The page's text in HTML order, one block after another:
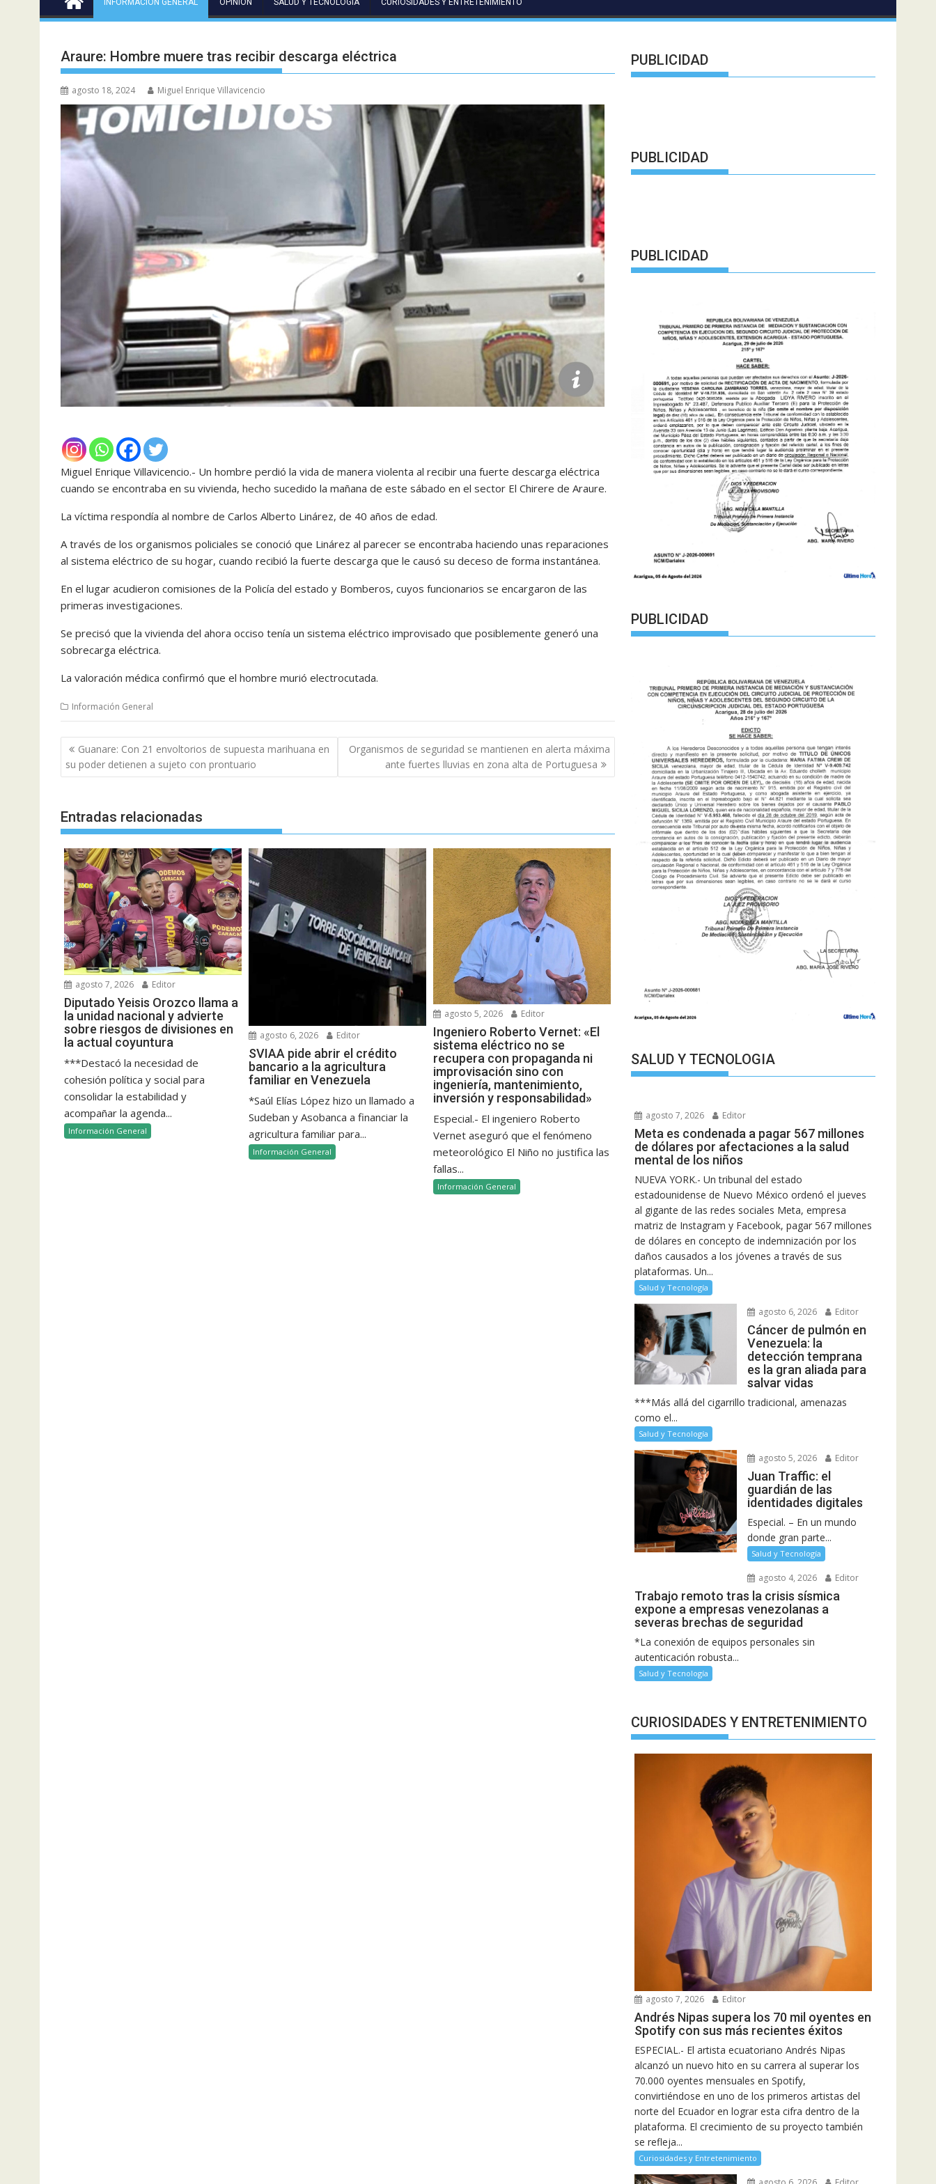
Araure: Hombre muere tras recibir descarga eléctrica
agosto 18, 2024 Miguel Enrique Villavicencio
Miguel Enrique Villavicencio.- Un hombre perdió la vida de manera violenta al recibir una fuerte descarga eléctrica
cuando se encontraba en su vivienda, hecho sucedido la mañana de este sábado en el sector El Chirere de Araure.
La víctima respondía al nombre de Carlos Alberto Linárez, de 40 años de edad.
A través de los organismos policiales se conoció que Linárez al parecer se encontraba haciendo unas reparaciones
al sistema eléctrico de su hogar, cuando recibió la fuerte descarga que le causó su deceso de forma instantánea.
En el lugar acudieron comisiones de la Policía del estado y Bomberos, cuyos funcionarios se encargaron de las
primeras investigaciones.
Se precisó que la vivienda del ahora occiso tenía un sistema eléctrico improvisado que posiblemente generó una
sobrecarga eléctrica.
La valoración médica confirmó que el hombre murió electrocutada.
Información General
Navegación
de
entradas
Guanare: Con 21 envoltorios de supuesta marihuana en
su poder detienen a sujeto con prontuario
Organismos de seguridad se mantienen en alerta máxima
ante fuertes lluvias en zona alta de Portuguesa
Entradas relacionadas
agosto 7, 2026 Editor
Diputado Yeisis Orozco llama a
la unidad nacional y advierte
sobre riesgos de divisiones en
la actual coyuntura
***Destacó la necesidad de
cohesión política y social para
consolidar la estabilidad y
acompañar la agenda...
Información General
agosto 6, 2026 Editor
SVIAA pide abrir el crédito
bancario a la agricultura
familiar en Venezuela
*Saúl Elías López hizo un llamado a
Sudeban y Asobanca a financiar la
agricultura familiar para...
Información General
agosto 5, 2026 Editor
Ingeniero Roberto Vernet: «El
sistema eléctrico no se
recupera con propaganda ni
improvisación sino con
ingeniería, mantenimiento,
inversión y responsabilidad»
Especial.- El ingeniero Roberto
Vernet aseguró que el fenómeno
meteorológico El Niño no justifica las
fallas...
Información General
PUBLICIDAD
PUBLICIDAD
PUBLICIDAD
PUBLICIDAD
SALUD Y TECNOLOGIA
agosto 7, 2026 Editor
Meta es condenada a pagar 567 millones
de dólares por afectaciones a la salud
mental de los niños
NUEVA YORK.- Un tribunal del estado
estadounidense de Nuevo México ordenó el jueves
al gigante de las redes sociales Meta, empresa
matriz de Instagram y Facebook, pagar 567 millones
de dólares en concepto de indemnización por los
daños causados a los jóvenes a través de sus
plataformas. Un...
Salud y Tecnología
agosto 6, 2026 Editor
Cáncer de pulmón en
Venezuela: la
detección temprana
es la gran aliada para
salvar vidas
***Más allá del cigarrillo tradicional, amenazas
como el...
Salud y Tecnología
agosto 5, 2026 Editor
Juan Traffic: el
guardián de las
identidades digitales
Especial. – En un mundo
donde gran parte...
Salud y Tecnología
agosto 4, 2026 Editor
Trabajo remoto tras la crisis sísmica
expone a empresas venezolanas a
severas brechas de seguridad
*La conexión de equipos personales sin
autenticación robusta...
Salud y Tecnología
CURIOSIDADES Y ENTRETENIMIENTO
agosto 7, 2026 Editor
Andrés Nipas supera los 70 mil oyentes en
Spotify con sus más recientes éxitos
ESPECIAL.- El artista ecuatoriano Andrés Nipas
alcanzó un nuevo hito en su carrera al superar los
70.000 oyentes mensuales en Spotify,
convirtiéndose en uno de los primeros artistas del
norte del Ecuador en lograr esta cifra dentro de la
plataforma. El crecimiento de su proyecto también
se refleja...
Curiosidades y Entretenimiento